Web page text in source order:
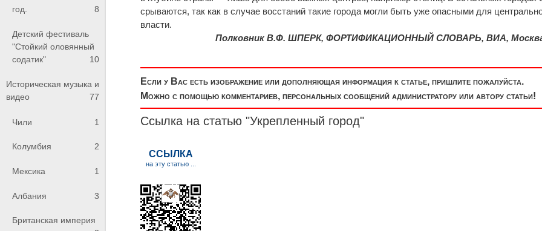
год.
8
Детский фестиваль
"Стойкий оловянный
содатик"
10
Историческая музыка и
видео
77
Чили 1
Колумбия 2
Мексика 1
Албания 3
Британская империя
срываются, так как в случае восстаний такие города могли быть уже опасными для
власти.
Полковник В.Ф. ШПЕРК, ФОРТИФИКАЦИОННЫЙ СЛОВАРЬ, ВИА,
Если у Вас есть изображение или дополняющая информация к статье, пришлите пожалуйста.
Можно с помощью комментариев, персональных сообщений администратору или автору статьи!
Ссылка на статью "Укрепленный город"